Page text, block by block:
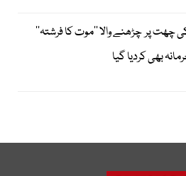
چھت پر چڑھنے والا ’’موت کا فرشتہ‘‘
بھی کردیا گیا